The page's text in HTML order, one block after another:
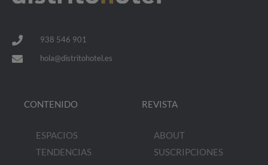
938 546 901
hola@distritohotel.es
CONTENIDO
ESPACIOS
TENDENCIAS
REVISTA
ABOUT
SUSCRIPCIONES